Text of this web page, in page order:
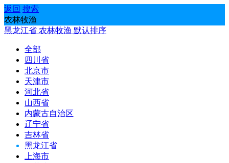
返回 搜索
农林牧渔
黑龙江省 农林牧渔 默认排序
全部
四川省
北京市
天津市
河北省
山西省
内蒙古自治区
辽宁省
吉林省
黑龙江省
上海市